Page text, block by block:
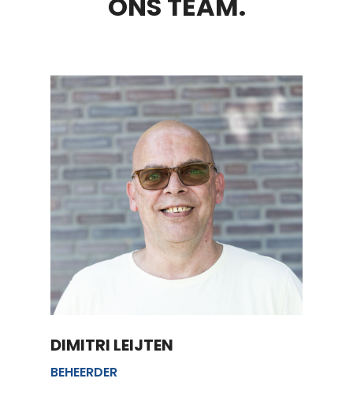
DIMITRI LEIJTEN
BEHEERDER